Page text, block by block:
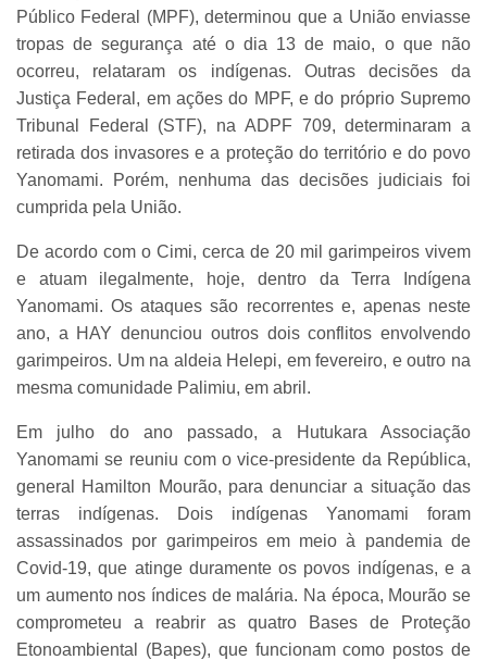
Público Federal (MPF), determinou que a União enviasse
tropas de segurança até o dia 13 de maio, o que não
ocorreu, relataram os indígenas. Outras decisões da
Justiça Federal, em ações do MPF, e do próprio Supremo
Tribunal Federal (STF), na ADPF 709, determinaram a
retirada dos invasores e a proteção do território e do povo
Yanomami. Porém, nenhuma das decisões judiciais foi
cumprida pela União.
De acordo com o Cimi, cerca de 20 mil garimpeiros vivem
e atuam ilegalmente, hoje, dentro da Terra Indígena
Yanomami. Os ataques são recorrentes e, apenas neste
ano, a HAY denunciou outros dois conflitos envolvendo
garimpeiros. Um na aldeia Helepi, em fevereiro, e outro na
mesma comunidade Palimiu, em abril.
Em julho do ano passado, a Hutukara Associação
Yanomami se reuniu com o vice-presidente da República,
general Hamilton Mourão, para denunciar a situação das
terras indígenas. Dois indígenas Yanomami foram
assassinados por garimpeiros em meio à pandemia de
Covid-19, que atinge duramente os povos indígenas, e a
um aumento nos índices de malária. Na época, Mourão se
comprometeu a reabrir as quatro Bases de Proteção
Etonoambiental (Bapes), que funcionam como postos de